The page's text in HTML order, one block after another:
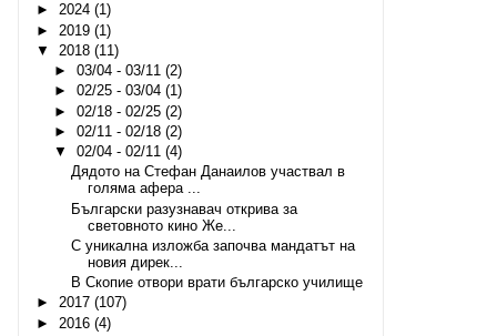
► 2024 (1)
► 2019 (1)
▼ 2018 (11)
► 03/04 - 03/11 (2)
► 02/25 - 03/04 (1)
► 02/18 - 02/25 (2)
► 02/11 - 02/18 (2)
▼ 02/04 - 02/11 (4)
Дядото на Стефан Данаилов участвал в
голяма афера ...
Български разузнавач открива за
световното кино Же...
С уникална изложба започва мандатът на
новия дирек...
В Скопие отвори врати българско училище
► 2017 (107)
► 2016 (4)